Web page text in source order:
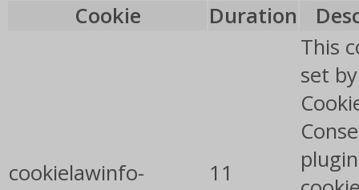
Cookie
Duration
cookielawinfo-
11
This
set